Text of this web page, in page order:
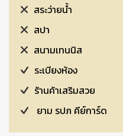
สระว่ายน้ำ
สปา
สนามเทนนิส
ระเบียงห้อง
ร้านค้าเสริมสวย
ยาม รปภ คีย์การ์ด